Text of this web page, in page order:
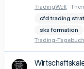
TradingWelt
cfd trading
sks formation
Trading-